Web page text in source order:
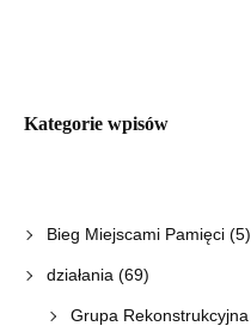
Kategorie wpisów
Bieg Miejscami Pamięci(5)
działania (69)
Grupa Rekonstrukcyjna